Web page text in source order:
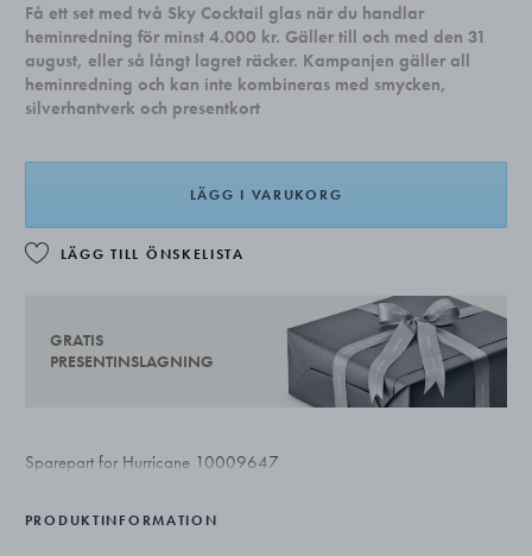
Få ett set med två Sky Cocktail glas när du handlar
heminredning för minst 4.000 kr. Gäller till och med den 31
august, eller så långt lagret räcker. Kampanjen gäller all
heminredning och kan inte kombineras med smycken,
silverhantverk och presentkort
LÄGG I VARUKORG
LÄGG TILL ÖNSKELISTA
GRATIS
PRESENTINSLAGNING
Sparepart for Hurricane 10009647
PRODUKTINFORMATION